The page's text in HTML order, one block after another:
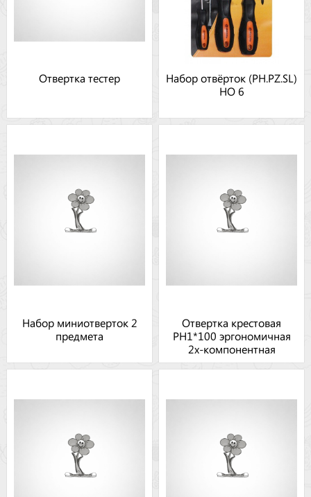
Отвертка тестер
Набор отвёрток (PH.PZ.SL)
НО 6
Набор миниотверток 2
предмета
Отвертка крестовая
PH1*100 эргономичная
2х-компонентная
рукоятка